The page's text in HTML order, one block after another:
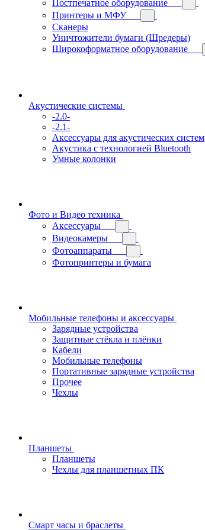
Постпечатное оборудование
Принтеры и МФУ
Сканеры
Уничтожители бумаги (Шредеры)
Широкоформатное оборудование
Акустические системы
-2.0-
-2.1-
Аксессуары для акустических систем
Акустика с технологией Bluetooth
Умные колонки
Фото и Видео техника
Аксессуары
Видеокамеры
Фотоаппараты
Фотопринтеры и бумага
Мобильные телефоны и аксессуары
Зарядные устройства
Защитные стёкла и плёнки
Кабели
Мобильные телефоны
Портативные зарядные устройства
Прочее
Чехлы
Планшеты
Планшеты
Чехлы для планшетных ПК
Смарт часы и браслеты